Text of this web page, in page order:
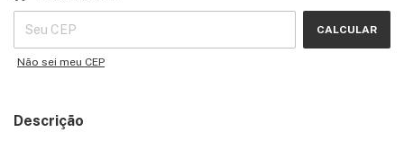
CALCULAR
Não sei meu CEP
Descrição